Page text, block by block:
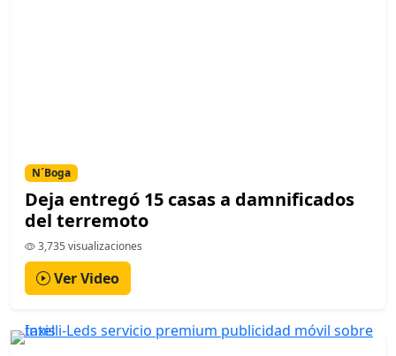
N´Boga
Deja entregó 15 casas a damnificados
del terremoto
3,735 visualizaciones
Ver Video